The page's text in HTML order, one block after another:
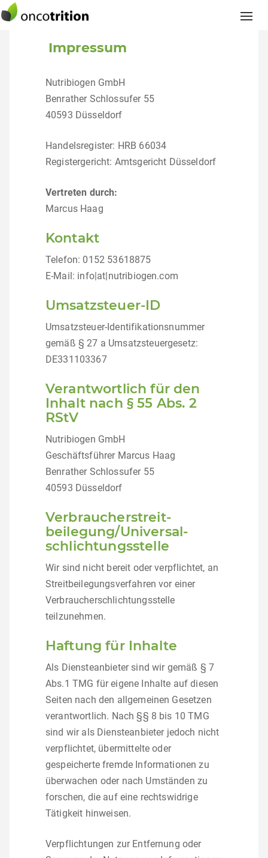
Impressum
Nutribiogen GmbH
Benrather Schlossufer 55
40593 Düsseldorf
Handelsregister: HRB 66034
Registergericht: Amtsgericht Düsseldorf
Vertreten durch:
Marcus Haag
Kontakt
Telefon: 0152 53618875
E-Mail: info|at|nutribiogen.com
Umsatzsteuer-ID
Umsatzsteuer-Identifikationsnummer
gemäß § 27 a Umsatzsteuergesetz:
DE331103367
Verantwortlich für den
Inhalt nach § 55 Abs. 2
RStV
Nutribiogen GmbH
Geschäftsführer Marcus Haag
Benrather Schlossufer 55
40593 Düsseldorf
Verbraucher­streit­
beilegung/Universal­
schlichtungs­stelle
Wir sind nicht bereit oder verpflichtet, an
Streitbeilegungsverfahren vor einer
Verbraucherschlichtungsstelle
teilzunehmen.
Haftung für Inhalte
Als Diensteanbieter sind wir gemäß § 7
Abs.1 TMG für eigene Inhalte auf diesen
Seiten nach den allgemeinen Gesetzen
verantwortlich. Nach §§ 8 bis 10 TMG
sind wir als Diensteanbieter jedoch nicht
verpflichtet, übermittelte oder
gespeicherte fremde Informationen zu
überwachen oder nach Umständen zu
forschen, die auf eine rechtswidrige
Tätigkeit hinweisen.
Verpflichtungen zur Entfernung oder